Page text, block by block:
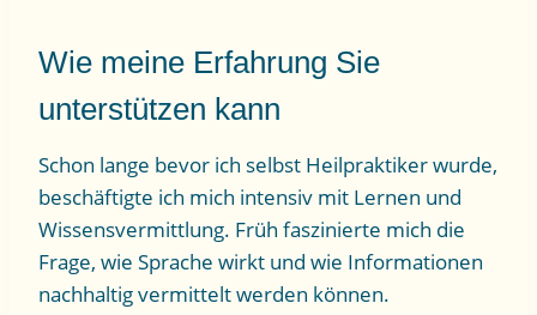
Wie meine Erfahrung Sie
unterstützen kann
Schon lange bevor ich selbst Heilpraktiker wurde,
beschäftigte ich mich intensiv mit Lernen und
Wissensvermittlung. Früh faszinierte mich die
Frage, wie Sprache wirkt und wie Informationen
nachhaltig vermittelt werden können.